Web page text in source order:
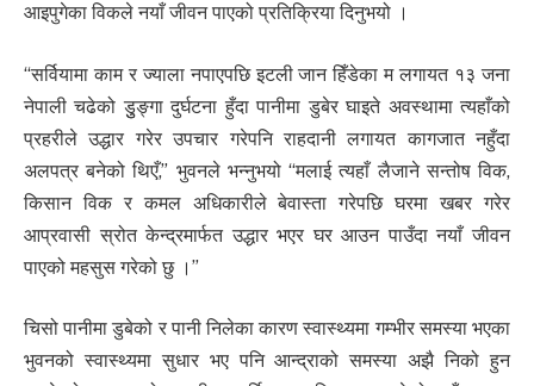
आइपुगेका विकले नयाँ जीवन पाएको प्रतिक्रिया दिनुभयो ।
“सर्वियामा काम र ज्याला नपाएपछि इटली जान हिँडेका म लगायत १३ जना
नेपाली चढेको डुुङ्गा दुर्घटना हुँदा पानीमा डुबेर घाइते अवस्थामा त्यहाँको
प्रहरीले उद्धार गरेर उपचार गरेपनि राहदानी लगायत कागजात नहुँदा
अलपत्र बनेको थिएँ,” भुवनले भन्नुभयो “मलाई त्यहाँ लैजाने सन्तोष विक,
किसान विक र कमल अधिकारीले बेवास्ता गरेपछि घरमा खबर गरेर
आप्रवासी स्रोत केन्द्रमार्फत उद्धार भएर घर आउन पाउँदा नयाँ जीवन
पाएको महसुस गरेको छु ।”
चिसो पानीमा डुबेको र पानी निलेका कारण स्वास्थ्यमा गम्भीर समस्या भएका
भुवनको स्वास्थ्यमा सुधार भए पनि आन्द्राको समस्या अझै निको हुन